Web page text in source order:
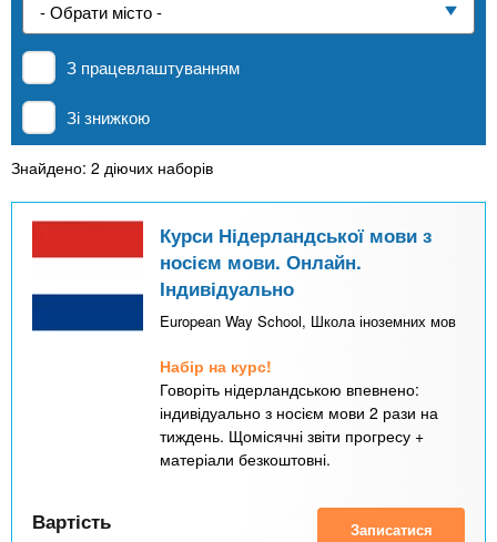
n
t
s
.
n
к
л
а
Приватні школи
Онлайн курси
За кордоном
З працевлаштуванням
Зі знижкою
Знайдено: 2 діючих наборів
Курси Нідерландської мови з
носієм мови. Онлайн.
Індивідуально
European Way School, Школа іноземних мов
Набір на курс!
Говоріть нідерландською впевнено:
індивідуально з носієм мови 2 рази на
тиждень. Щомісячні звіти прогресу +
матеріали безкоштовні.
Вартість Записатися